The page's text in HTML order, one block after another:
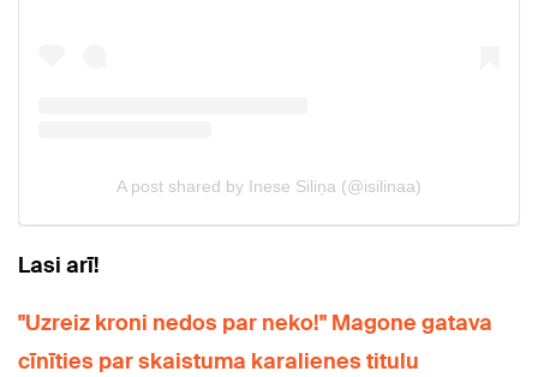
Lasi arī!
"Uzreiz kroni nedos par neko!" Magone gatava
cīnīties par skaistuma karalienes titulu